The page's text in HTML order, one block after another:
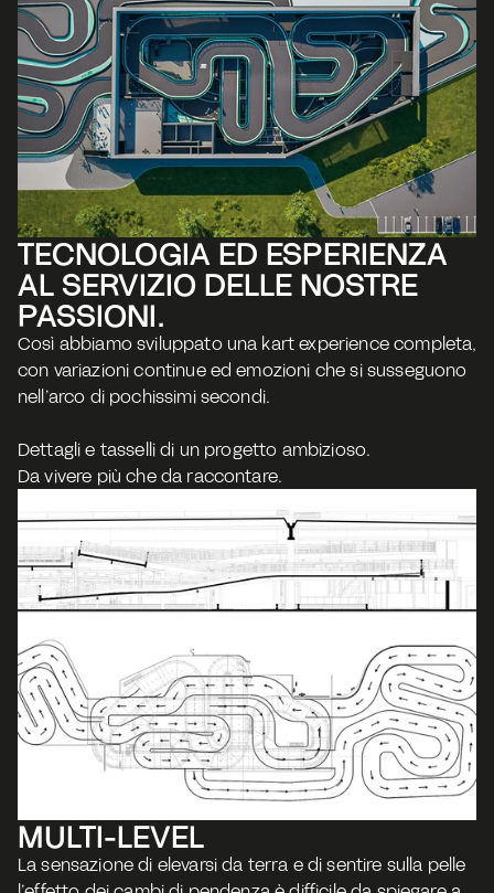
MULTI-LEVEL
La sensazione di elevarsi da terra e di sentire sulla pelle
TECNOLOGIA ED ESPERIENZA
AL SERVIZIO DELLE NOSTRE
PASSIONI.
Così abbiamo sviluppato una kart experience completa,
con variazioni continue ed emozioni che si susseguono
nell’arco di pochissimi secondi.
Dettagli e tasselli di un progetto ambizioso.
Da vivere più che da raccontare.